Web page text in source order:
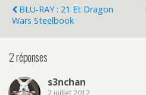
BLU-RAY : 21 Et Dragon
Wars Steelbook
2 réponses
s3nchan
2 juillet 2012